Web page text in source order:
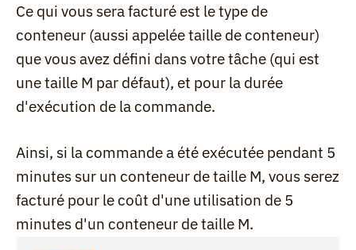
Ce qui vous sera facturé est le type de
conteneur (aussi appelée taille de conteneur)
que vous avez défini dans votre tâche (qui est
une taille M par défaut), et pour la durée
d'exécution de la commande.
Ainsi, si la commande a été exécutée pendant 5
minutes sur un conteneur de taille M, vous serez
facturé pour le coût d'une utilisation de 5
minutes d'un conteneur de taille M.